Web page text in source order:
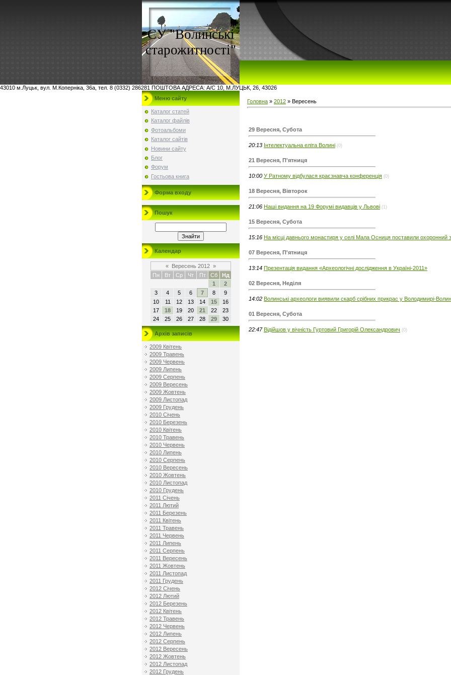
СУ "Волинські
старожитності"
43010 м.Луцьк, вул. М.Коперніка, 36а, тел. 8 (0332) 286281 ПОШТОВА АДРЕСА: А/С 10, М.ЛУЦЬК, 26, 43026
Меню сайту
Каталог статей
Каталог файлів
Фотоальбоми
Каталог сайтів
Новини сайту
Блог
Форум
Гостьова книга
Форма входу
Пошук
Календар
« Вересень 2012 »
Пн
Вт Ср Чт Пт Сб
Нд
1
2
3
4 5 6 7 8
9
10
11 12 13 14 15
16
17
18 19 20 21 22
23
24
25 26 27 28 29 30
Архів записів
2009 Квітень
2009 Травень
2009 Червень
2009 Липень
2009 Серпень
2009 Вересень
2009 Жовтень
2009 Листопад
2009 Грудень
2010 Січень
2010 Березень
2010 Квітень
2010 Травень
2010 Червень
2010 Липень
2010 Серпень
2010 Вересень
2010 Жовтень
2010 Листопад
2010 Грудень
2011 Січень
2011 Лютий
2011 Березень
2011 Квітень
2011 Травень
2011 Червень
2011 Липень
2011 Серпень
2011 Вересень
2011 Жовтень
2011 Листопад
2011 Грудень
2012 Січень
2012 Лютий
2012 Березень
2012 Квітень
2012 Травень
2012 Червень
2012 Липень
2012 Серпень
2012 Вересень
2012 Жовтень
2012 Листопад
2012 Грудень
Головна » 2012 » Вересень
29 Вересня, Субота
20:13 Інтелектуальна еліта Волині (0)
21 Вересня, П'ятниця
10:00 У Ратному відбулася краєзнавча конференція (0)
18 Вересня, Вівторок
21:06 Наші видання на 19 Форумі видавців у Львові (1)
15 Вересня, Субота
15:16 На місці давнього монастиря у селі Мала Осниця поставили охоронний
07 Вересня, П'ятниця
13:14 Презентація видання «Археологічні дослідження в Україні-2011»
02 Вересня, Неділя
14:02 Волинські археологи виявили скарб срібних прикрас у Володимирі-
01 Вересня, Субота
22:47 Відійшов у вічність Гуртовий Григорій Олександрович (0)